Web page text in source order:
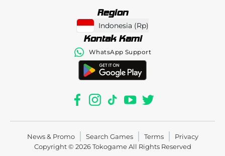
Region
Indonesia (Rp)
Kontak Kami
WhatsApp Support
News & Promo Search Games Terms
Privacy
Copyright © 2026TokogameAll Rights Reserved